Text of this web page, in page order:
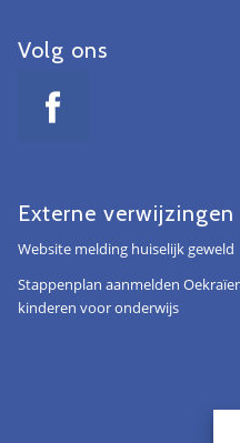
Volg ons
Externe verwijzingen
Website melding huiselijk geweld
Stappenplan aanmelden
kinderen voor onderwijs